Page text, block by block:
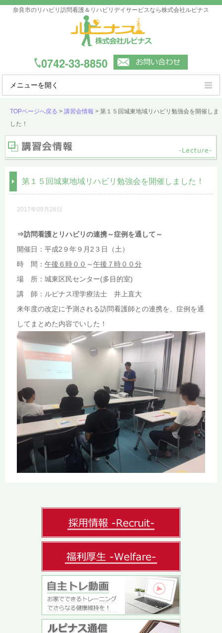
奈良市のリハビリ訪問看護＆リハビリデイサービスなら株式会社ルピナス
メニューを開く
ルピナスの強み
ご利用案内
事業所一覧
よくあるご質問
TOPページへ戻る > 講習会情報 > 第１５回城東地域リハビリ勉強会を開催しま
した！
第１５回城東地域リハビリ勉強会を開催しました！
2017年09月26日
⇒訪問看護とリハビリの連携～症例を通して～
開催日：平成2９年９月2３日（土）
時 間： 午後６時００ ～午後７時００分
場 所：城東区民センター(多目的室)
講 師：ルピナス理学療法士 井上直大
来年度の改定に予測される訪問看護師との連携を、症例を通
してまとめた内容でいした！